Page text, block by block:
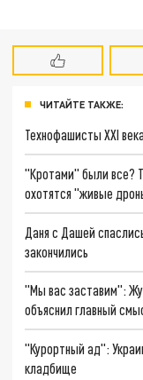
ЧИТАЙТЕ ТАКЖЕ:
Технофашисты XXI века
"Кротами" были все?
охотятся "живые
Даня с Дашей
закончились
"Мы вас заставим":
объяснил главный
"Курортный ад":
кладбище